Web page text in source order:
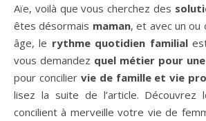
Aïe, voilà que vous cherchez des
êtes désormais maman, et avec un ou
âge, le rythme quotidien familialest
vous demandez quel métier pour
pour concilier vie de famille et vie
lisez la suite de l’article. Découvrez
concilient à merveille votre vie de